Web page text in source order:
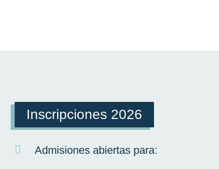
Inscripciones 2026
Admisiones abiertas para: